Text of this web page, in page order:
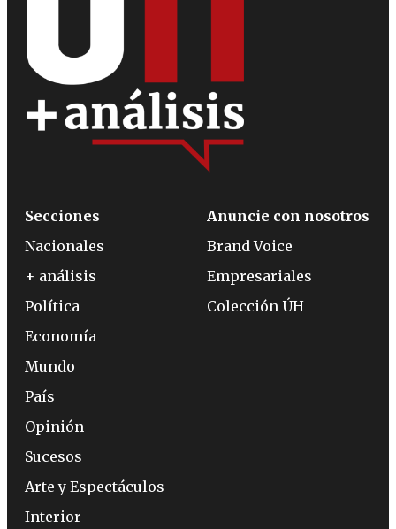
Secciones
Nacionales
+ análisis
Política
Economía
Mundo
País
Opinión
Sucesos
Arte y Espectáculos
Interior
Anuncie con nosotros
Brand Voice
Empresariales
Colección ÚH